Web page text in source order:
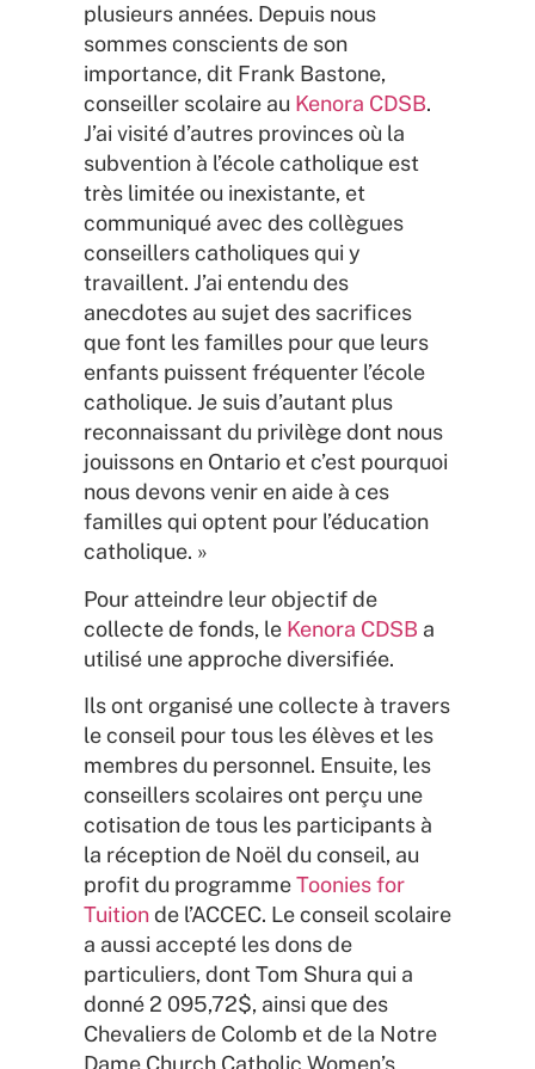
plusieurs années. Depuis nous
sommes conscients de son
importance, dit Frank Bastone,
conseiller scolaire au Kenora CDSB.
J’ai visité d’autres provinces où la
subvention à l’école catholique est
très limitée ou inexistante, et
communiqué avec des collègues
conseillers catholiques qui y
travaillent. J’ai entendu des
anecdotes au sujet des sacrifices
que font les familles pour que leurs
enfants puissent fréquenter l’école
catholique. Je suis d’autant plus
reconnaissant du privilège dont nous
jouissons en Ontario et c’est pourquoi
nous devons venir en aide à ces
familles qui optent pour l’éducation
catholique. »
Pour atteindre leur objectif de
collecte de fonds, le Kenora CDSB a
utilisé une approche diversifiée.
Ils ont organisé une collecte à travers
le conseil pour tous les élèves et les
membres du personnel. Ensuite, les
conseillers scolaires ont perçu une
cotisation de tous les participants à
la réception de Noël du conseil, au
profit du programmeToonies for
Tuitionde l’ACCEC. Le conseil scolaire
a aussi accepté les dons de
particuliers, dont Tom Shura qui a
donné 2 095,72$, ainsi que des
Chevaliers de Colomb et de la Notre
Dame Church Catholic Women’s